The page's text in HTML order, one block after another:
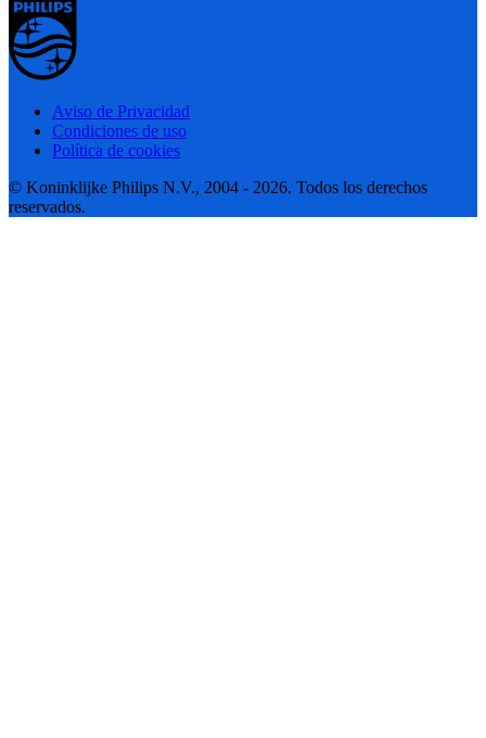
Aviso de Privacidad
Condiciones de uso
Política de cookies
© Koninklijke Philips N.V., 2004 - 2026. Todos los derechos
reservados.